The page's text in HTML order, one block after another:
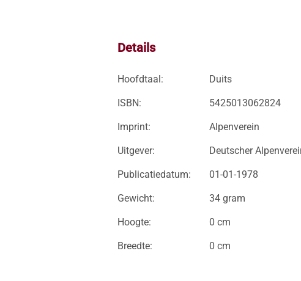
Details
Hoofdtaal: Duits
ISBN: 5425013062824
Imprint: Alpenverein
Uitgever: Deutscher
Publicatiedatum: 01-01-1978
Gewicht: 34 gram
Hoogte: 0 cm
Breedte: 0 cm